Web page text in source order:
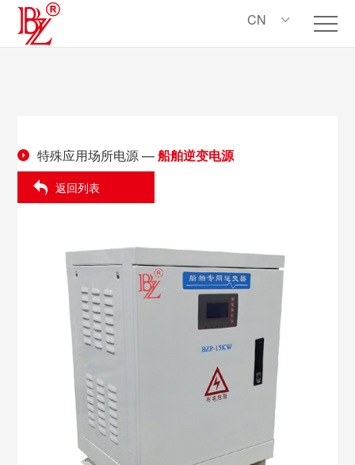
CN
特殊应用场所电源—船舶逆变电源
返回列表